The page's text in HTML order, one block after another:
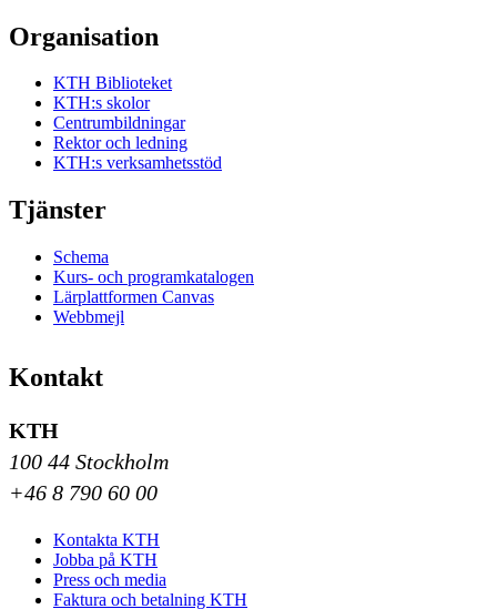
Organisation
KTH Biblioteket
KTH:s skolor
Centrumbildningar
Rektor och ledning
KTH:s verksamhetsstöd
Tjänster
Schema
Kurs- och programkatalogen
Lärplattformen Canvas
Webbmejl
Kontakt
KTH
100 44 Stockholm
+46 8 790 60 00
Kontakta KTH
Jobba på KTH
Press och media
Faktura och betalning KTH